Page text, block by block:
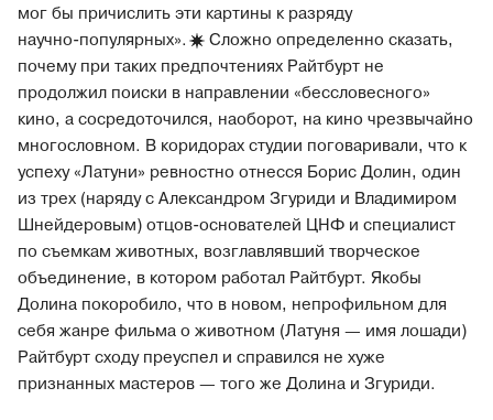
мог бы причислить эти картины к разряду
научно-популярных».
Сложно определенно сказать,
почему при таких предпочтениях Райтбурт не
продолжил поиски в направлении «бессловесного»
кино, а сосредоточился, наоборот, на кино чрезвычайно
многословном. В коридорах студии поговаривали, что к
успеху «Латуни» ревностно отнесся Борис Долин, один
из трех (наряду с Александром Згуриди и Владимиром
Шнейдеровым) отцов-основателей ЦНФ и специалист
по съемкам животных, возглавлявший творческое
объединение, в котором работал Райтбурт. Якобы
Долина покоробило, что в новом, непрофильном для
себя жанре фильма о животном (Латуня — имя лошади)
Райтбурт сходу преуспел и справился не хуже
признанных мастеров — того же Долина и Згуриди.